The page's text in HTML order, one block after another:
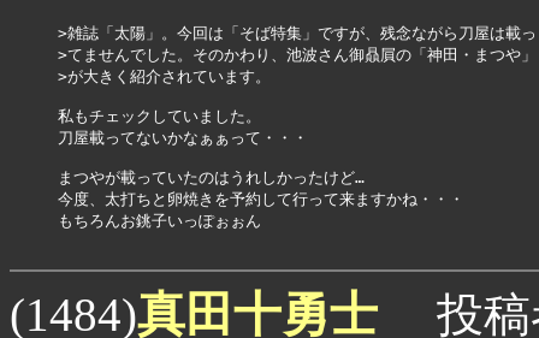
>雑誌「太陽」。今回は「そば特集」ですが、残念ながら刀屋は載っ
>てませんでした。そのかわり、池波さん御贔屓の「神田・まつや」
>が大きく紹介されています。
私もチェックしていました。
刀屋載ってないかなぁぁって・・・
まつやが載っていたのはうれしかったけど…
今度、太打ちと卵焼きを予約して行って来ますかね・・・
もちろんお銚子いっぽぉぉん
(1484)真田十勇士 投稿